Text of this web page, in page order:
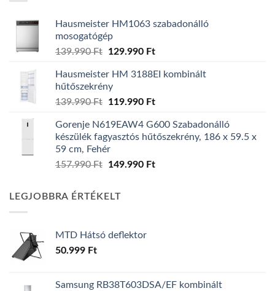
Hausmeister HM1063 szabadonálló
mosogatógép
139.990Ft
Original
was:
139.990 Ft.
129.990 FtCurrent
is:
Hausmeister HM 3188EI kombinált
hűtőszekrény
139.990Ft
Original
was:
139.990 Ft.
119.990 FtCurrent
is:
119.990 Ft.
Gorenje N619EAW4 G600 Szabadonálló
készülék fagyasztós hűtőszekrény, 186 x 59.5 x
59 cm, Fehér
157.990Ft
Original
157.990 Ft.
149.990 FtCurrent
LEGJOBBRA ÉRTÉKELT
MTD Hátsó deflektor
50.999 Ft
Samsung RB38T603DSA/EF kombinált